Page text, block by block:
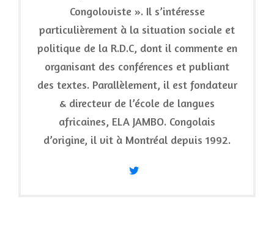
Congoloviste ». Il s’intéresse
particulièrement à la situation sociale et
politique de la R.D.C, dont il commente en
organisant des conférences et publiant
des textes. Parallèlement, il est fondateur
& directeur de l’école de langues
africaines, ELA JAMBO. Congolais
d’origine, il vit à Montréal depuis 1992.